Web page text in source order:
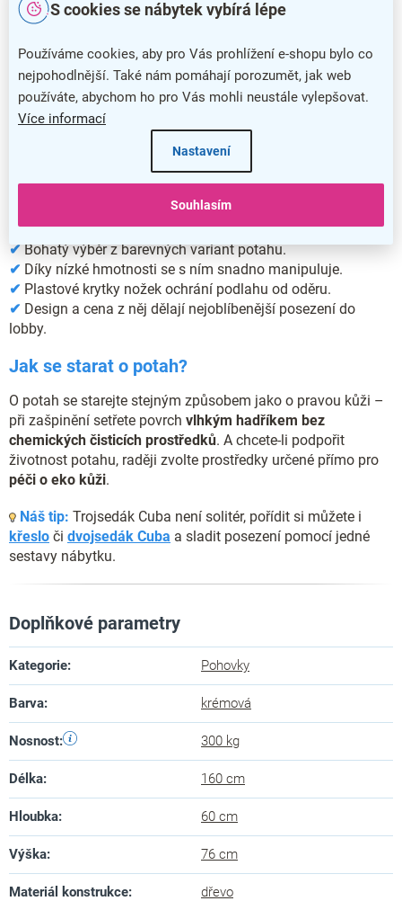
S cookies se nábytek vybírá lépe
Používáme cookies, aby pro Vás prohlížení e-shopu bylo co
nejpohodlnější. Také nám pomáhají porozumět, jak web
používáte, abychom ho pro Vás mohli neustále vylepšovat.
Více informací
Nastavení
Souhlasím
Proč zvolit trojsedák Cuba?
✔Bohatý výběr z barevných variant potahu.
✔ Díky nízké hmotnosti se s ním snadno manipuluje.
✔ Plastové krytky nožek ochrání podlahu od oděru.
✔ Design a cena z něj dělají nejoblíbenější posezení do
lobby.
Jak se starat o potah?
O potah se starejte stejným způsobem jako o pravou kůži –
při zašpinění setřete povrch vlhkým hadříkem bez
chemických čisticích prostředků. A chcete-li podpořit
životnost potahu, raději zvolte prostředky určené přímo pro
péči o eko kůži.
Náš tip: Trojsedák Cuba není solitér, pořídit si můžete i
křeslo či dvojsedák Cuba a sladit posezení pomocí jedné
sestavy nábytku.
Doplňkové parametry
Kategorie: Pohovky
Barva: krémová
Nosnost: 300 kg
Délka: 160 cm
Hloubka: 60 cm
Výška: 76 cm
Materiál konstrukce: dřevo